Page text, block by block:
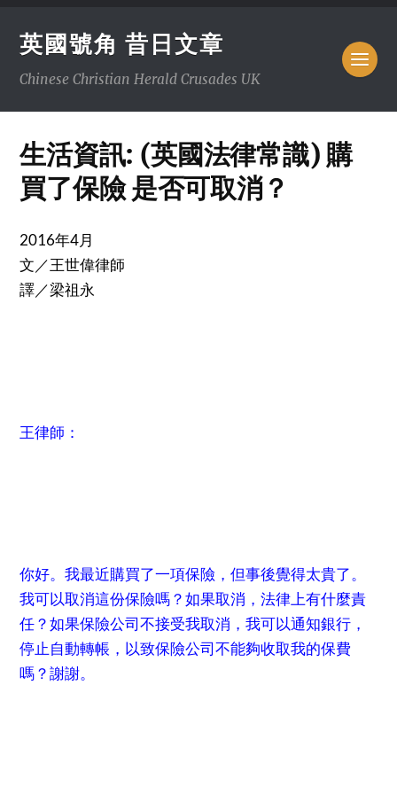
英國號角 昔日文章
Chinese Christian Herald Crusades UK
生活資訊: (英國法律常識) 購
買了保險 是否可取消？
2016年4月
文／王世偉律師
譯／梁祖永
王律師：
你好。我最近購買了一項保險，但事後覺得太貴了。
我可以取消這份保險嗎？如果取消，法律上有什麼責
任？如果保險公司不接受我取消，我可以通知銀行，
停止自動轉帳，以致保險公司不能夠收取我的保費
嗎？謝謝。